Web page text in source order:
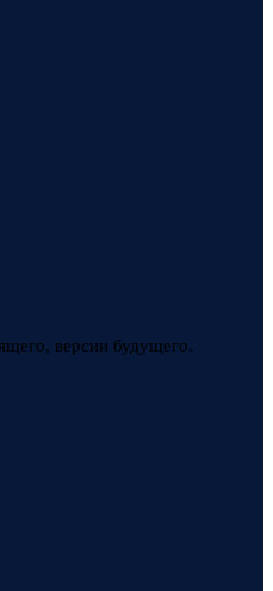
версии будущего.